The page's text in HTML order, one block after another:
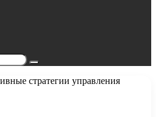
Поиск...
стратегии управления